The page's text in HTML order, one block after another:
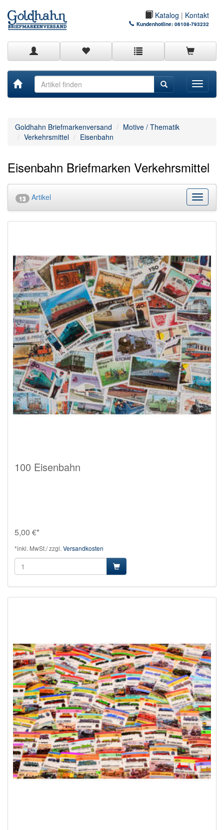
Katalog | Kontakt
Kundenhotline: 06108-793232
Toggle
Goldhahn Briefmarkenversand
Motive / Thematik
Verkehrsmittel
Eisenbahn
Eisenbahn Briefmarken Verkehrsmittel
13 Artikel
100 Eisenbahn
5,00 €*
*inkl. MwSt./ zzgl. Versandkosten